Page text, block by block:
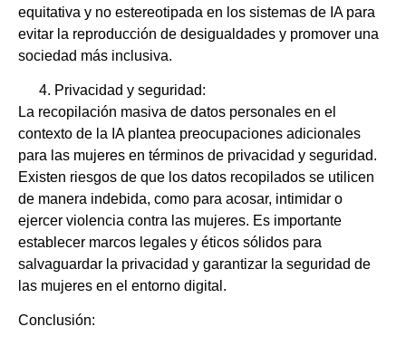
equitativa y no estereotipada en los sistemas de IA para
evitar la reproducción de desigualdades y promover una
sociedad más inclusiva.
Privacidad y seguridad:
La recopilación masiva de datos personales en el
contexto de la IA plantea preocupaciones adicionales
para las mujeres en términos de privacidad y seguridad.
Existen riesgos de que los datos recopilados se utilicen
de manera indebida, como para acosar, intimidar o
ejercer violencia contra las mujeres. Es importante
establecer marcos legales y éticos sólidos para
salvaguardar la privacidad y garantizar la seguridad de
las mujeres en el entorno digital.
Conclusión: